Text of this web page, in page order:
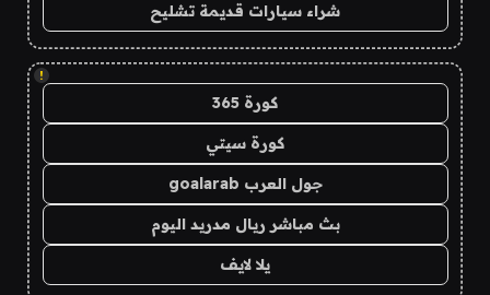
شراء سيارات قديمة تشليح
!
كورة 365
كورة سيتي
جول العرب goalarab
بث مباشر ريال مدريد اليوم
يلا لايف